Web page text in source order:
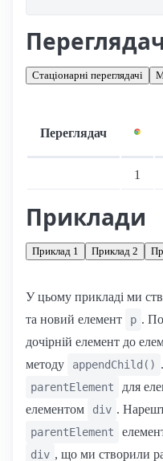
Стаціонарні переглядачі
Переглядач
1
Приклади
Приклад 1 Приклад 2
У цьому прикладі ми
та новий елемент p .
дочірній елемент до
методу
appendChild()
parentElement для
елементом
div .
parentElement
div , що ми створили